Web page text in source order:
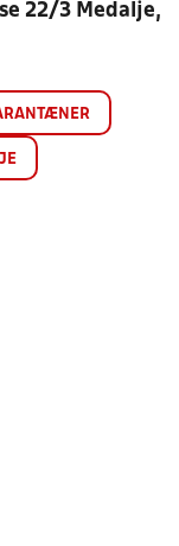
22/3 Medalje,